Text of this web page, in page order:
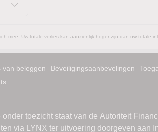
mee. Uw totale verlies kan aanzienlijk hoger zijn dan uw totale
van beleggen Beveiligingsaanbevelingen